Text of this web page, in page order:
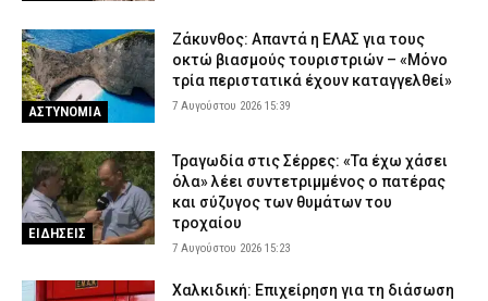
ΑΣΤΥΝΟΜΙΑ
Ζάκυνθος: Απαντά η ΕΛΑΣ για τους
οκτώ βιασμούς τουριστριών – «Μόνο
τρία περιστατικά έχουν καταγγελθεί»
7 Αυγούστου 2026 15:39
ΕΙΔΗΣΕΙΣ
Τραγωδία στις Σέρρες: «Τα έχω χάσει
όλα» λέει συντετριμμένος ο πατέρας
και σύζυγος των θυμάτων του
τροχαίου
7 Αυγούστου 2026 15:23
Χαλκιδική: Επιχείρηση για τη διάσωση